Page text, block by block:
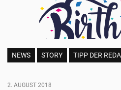
NEWS STORY TIPP DER
2. AUGUST 2018